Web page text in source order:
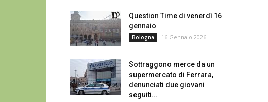
Question Time di venerdì 16
gennaio
Bologna 16 Gennaio 2026
Sottraggono merce da un
supermercato di Ferrara,
denunciati due giovani
seguiti...